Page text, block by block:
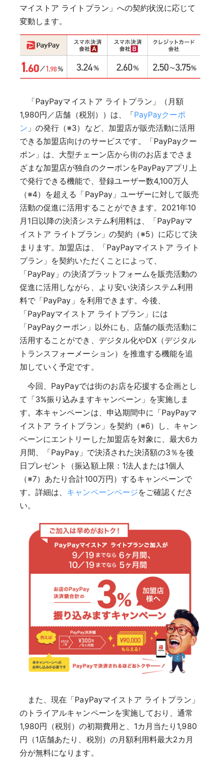
マイストア ライトプラン」への契約状況に応じて
変動します。
「PayPayマイストア ライトプラン」（月額
1,980円／店舗（税別））は、「PayPayクーポ
ン 」の発行（※3）など、加盟店が販売活動に活用
できる加盟店向けのサービスです。「PayPayクー
ポン」は、大型チェーン店から街のお店までさま
ざまな加盟店が独自のクーポンをPayPayアプリ上
で発行できる機能で、登録ユーザー数4,100万人
（※4）を超える「PayPay」ユーザーに対して販売
活動の促進に活用することができます。2021年10
月1日以降の決済システム利用料は、「PayPayマ
イストア ライトプラン」の契約（※5）に応じて決
まります。加盟店は、「PayPayマイストア ライト
プラン」を契約いただくことによって、
「PayPay」の決済プラットフォームを販売活動の
促進に活用しながら、より安い決済システム利用
料で「PayPay」を利用できます。今後、
「PayPayマイストア ライトプラン」には
「PayPayクーポン」以外にも、店舗の販売活動に
活用することができ、デジタル化やDX（デジタル
トランスフォーメーション）を推進する機能を追
加していく予定です。
今回、PayPayでは街のお店を応援する企画とし
て「3%振り込みますキャンペーン」を実施しま
す。本キャンペーンは、申込期間中に「PayPayマ
イストア ライトプラン」を契約（※6）し、キャン
ペーンにエントリーした加盟店を対象に、最大6カ
月間、「PayPay」で決済された決済額の3％を後
日プレゼント（振込額上限：1法人または1個人
（※7）あたり合計100万円）するキャンペーンで
す。詳細は、 キャンペーンページをご確認くださ
い。
また、現在「PayPayマイストア ライトプラン」
のトライアルキャンペーンを実施しており、通常
1,980円（税別）の初期費用と、1カ月当たり1,980
円（1店舗あたり、税別）の月額利用料最大2カ月
分が無料になります。